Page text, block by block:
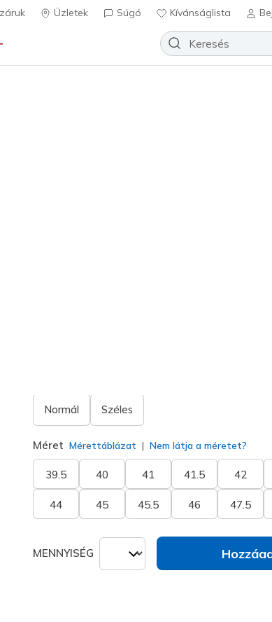
Üzletek Súgó Kívánságlista
Normál Széles
Méret Mérettáblázat Nem látja a méretet?
39.5 40 41 41.5 42
44 45 45.5 46 47.5
MENNYISÉG